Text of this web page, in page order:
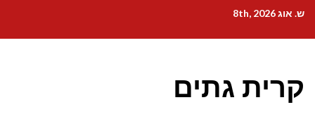
content
ש. אוג 8th, 2026
קרית גתים